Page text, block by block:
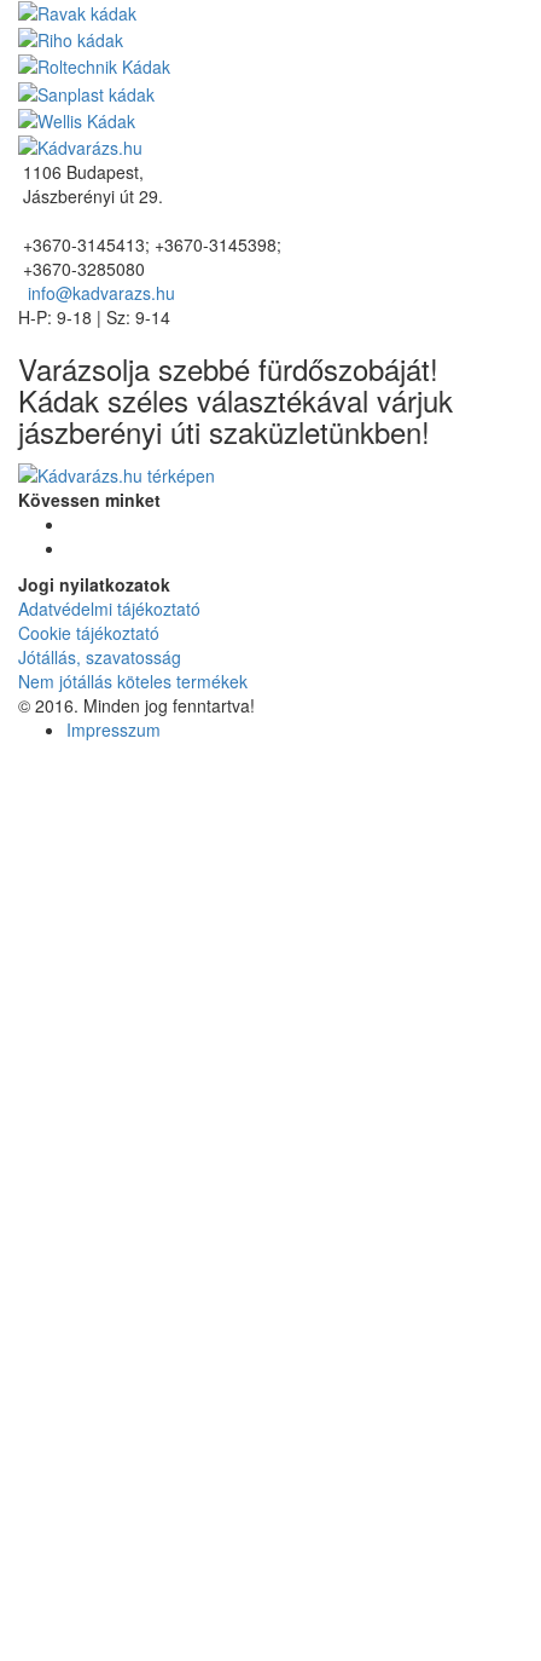
1106 Budapest,
Jászberényi út 29.
+3670-3145413; +3670-3145398;
+3670-3285080
info@kadvarazs.hu
H-P: 9-18 | Sz: 9-14
Varázsolja szebbé fürdőszobáját!
Kádak széles választékával várjuk
jászberényi úti szaküzletünkben!
Kövessen minket
Jogi nyilatkozatok
Adatvédelmi tájékoztató
Cookie tájékoztató
Jótállás, szavatosság
Nem jótállás köteles termékek
© 2016. Minden jog fenntartva!
Impresszum